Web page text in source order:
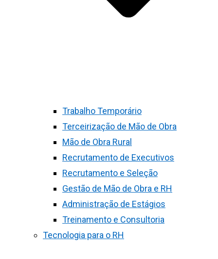
Trabalho Temporário
Terceirização de Mão de Obra
Mão de Obra Rural
Recrutamento de Executivos
Recrutamento e Seleção
Gestão de Mão de Obra e RH
Administração de Estágios
Treinamento e Consultoria
Tecnologia para o RH